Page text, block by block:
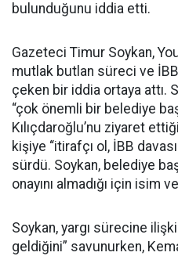
bulunduğunu iddia etti.
Gazeteci Timur Soykan,
mutlak butlan süreci ve
çeken bir iddia ortaya attı.
“çok önemli bir belediye
Kılıçdaroğlu’nu ziyaret
kişiye “itirafçı ol, İBB
sürdü. Soykan, belediye
onayını almadığı için isim
Soykan, yargı sürecine
geldiğini” savunurken,